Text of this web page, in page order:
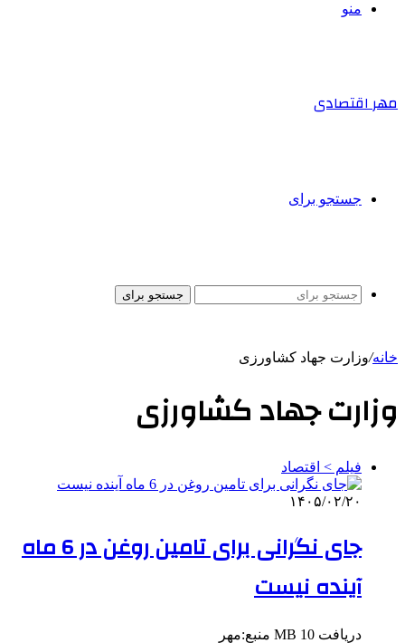
منو
مهر اقتصادی
جستجو برای
جستجو برای
خانه/وزارت جهاد کشاورزی
وزارت جهاد کشاورزی
فیلم > اقتصاد
۱۴۰۵/۰۲/۲۰
جای نگرانی برای تامین روغن در 6 ماه
آینده نیست
دریافت 10 MB منبع:مهر